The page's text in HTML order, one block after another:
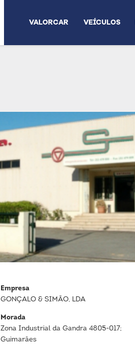
VALORCAR VEÍCULOS
Empresa
GONÇALO & SIMÃO, LDA
Morada
Zona Industrial da Gandra 4805-017;
Guimarães